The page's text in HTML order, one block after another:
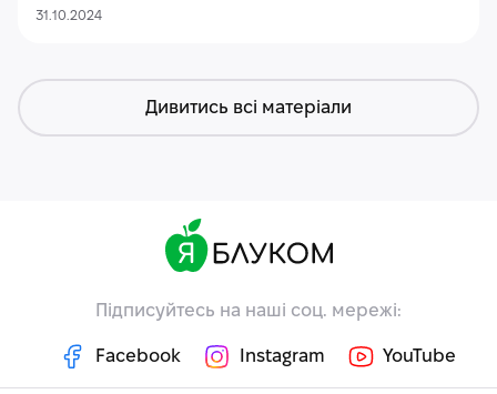
31.10.2024
Дивитись всі матеріали
Підписуйтесь на наші соц. мережі:
Facebook Instagram YouTube